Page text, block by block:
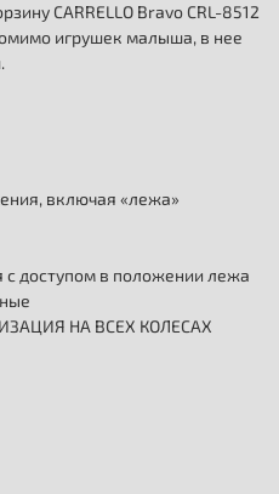
CARRELLO Bravo CRL-8512
игрушек малыша, в нее
включая «лежа»
с доступом в положении лежа
НА ВСЕХ КОЛЕСАХ